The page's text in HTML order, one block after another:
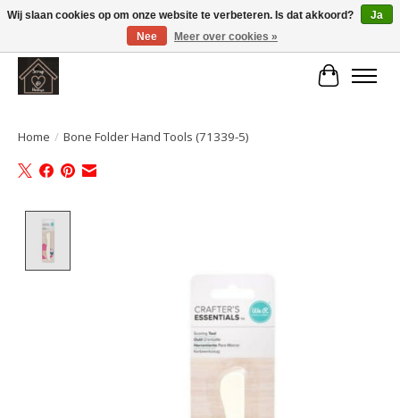
Large selection of products and fast shipping!
Home / Bone Folder Hand Tools (71339-5)
Wij slaan cookies op om onze website te verbeteren. Is dat akkoord?
Ja
Nee
Meer over cookies »